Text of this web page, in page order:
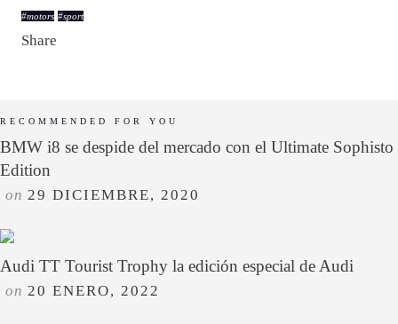
#motors #sport
Share
RECOMMENDED FOR YOU
BMW i8 se despide del mercado con el Ultimate Sophisto
Edition
on 29 DICIEMBRE, 2020
Audi TT Tourist Trophy la edición especial de Audi
on 20 ENERO, 2022